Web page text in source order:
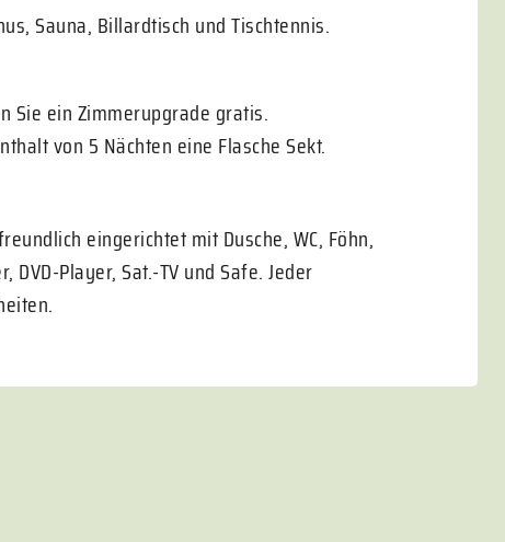
Sauna, Billardtisch und Tischtennis.
Sie ein Zimmerupgrade gratis.
von 5 Nächten eine Flasche Sekt.
eingerichtet mit Dusche, WC, Föhn,
Player, Sat.-TV und Safe. Jeder